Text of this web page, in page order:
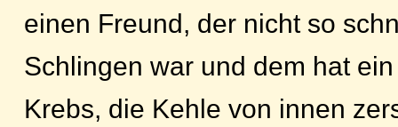
einen Freund, der nicht so
Schlingen war und dem hat
Krebs, die Kehle von innen